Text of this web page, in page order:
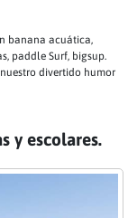
banana acuática,
paddle Surf, bigsup.
divertido humor
y escolares.